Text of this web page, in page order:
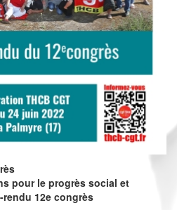
pour le progrès social et
12e congrès